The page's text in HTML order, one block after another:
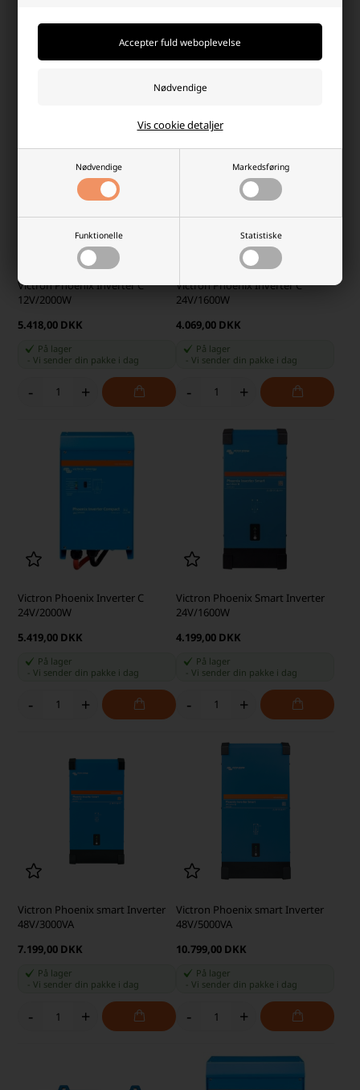
Nødvendige Markedsføring
Funktionelle Statistiske
Vis cookie detaljer
i dag
På lager
-Vi sender din pakke
Victron Phoenix Inverter C
12V/2000W
5.418,00 DKK
På lager
-Vi sender din pakke i dag
- +
Victron Phoenix Inverter C
24V/1600W
4.069,00 DKK
På lager
Vi sender din pakke i dag
- +
Victron Phoenix Inverter C
24V/2000W
5.419,00 DKK
På lager
-Vi sender din pakke i dag
- +
Victron Phoenix Smart Inverter
24V/1600W
4.199,00 DKK
På lager
Vi sender din pakke i dag
- +
Victron Phoenix smart Inverter
48V/3000VA
7.199,00 DKK
På lager
-Vi sender din pakke i dag
- +
Victron Phoenix smart Inverter
48V/5000VA
10.799,00 DKK
På lager
Vi sender din pakke i dag
- +